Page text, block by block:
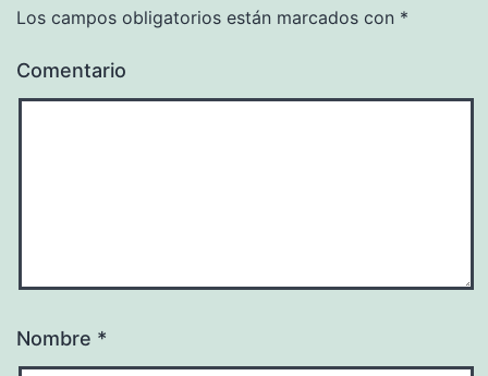
Los campos obligatorios están marcados con *
Comentario
Nombre *